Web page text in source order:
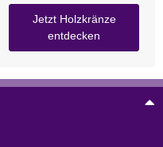
Jetzt Holzkränze
entdecken